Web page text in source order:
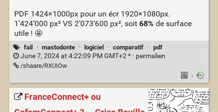
PDF 1424×1000px pour un écr 1920×1080px.
1’424’000 px² VS 2’073’600 px², soit 68%de surface
utile ! 🤩
fail · mastodonte · logiciel · comparatif · pdf
June 7, 2024 at 4:22:09 PM GMT+2 * · permalien
/shaare/RXUIOw
·
FranceConnect+ ou